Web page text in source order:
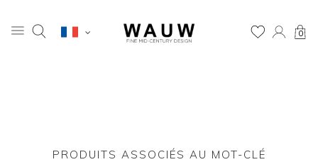
0
PRODUITS ASSOCIÉS AU MOT-CLÉ